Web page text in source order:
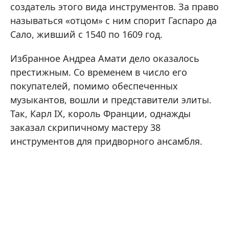
создатель этого вида инструментов. За право
называться «отцом» с ним спорит Гаспаро да
Сало, живший с 1540 по 1609 год.
Избранное Андреа Амати дело оказалось
престижным. Со временем в число его
покупателей, помимо обеспеченных
музыкантов, вошли и представители элиты.
Так, Карл IX, король Франции, однажды
заказал скрипичному мастеру 38
инструментов для придворного ансамбля.